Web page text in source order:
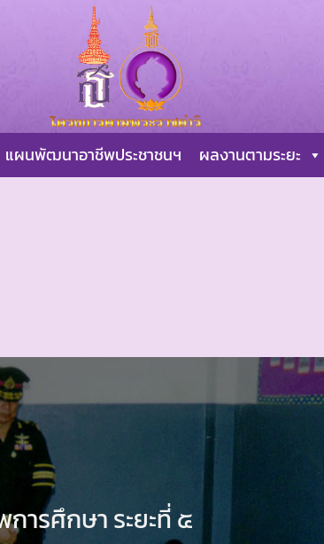
แผนพัฒนาอาชีพประชาชนฯ ผลงานตามระยะ
ารศึกษา ระยะที่ ๕